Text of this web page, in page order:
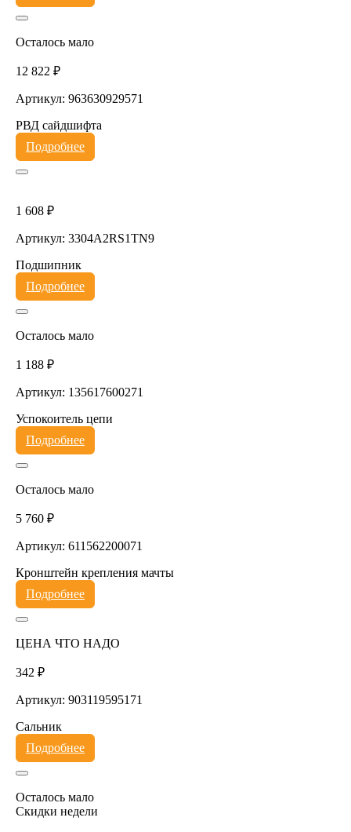
Осталось мало
12 822 ₽
Артикул: 963630929571
РВД сайдшифта
Подробнее
1 608 ₽
Артикул: 3304A2RS1TN9
Подшипник
Подробнее
Осталось мало
1 188 ₽
Артикул: 135617600271
Успокоитель цепи
Подробнее
Осталось мало
5 760 ₽
Артикул: 611562200071
Кронштейн крепления мачты
Подробнее
ЦЕНА ЧТО НАДО
342 ₽
Артикул: 903119595171
Сальник
Подробнее
Осталось мало
Скидки недели